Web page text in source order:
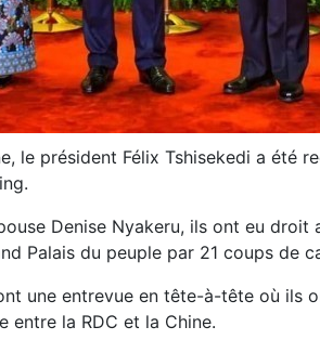
le président Félix Tshisekedi a été
Denise Nyakeru, ils ont eu droit
Palais du peuple par 21 coups de
une entrevue en tête-à-tête où ils
entre la RDC et la Chine.